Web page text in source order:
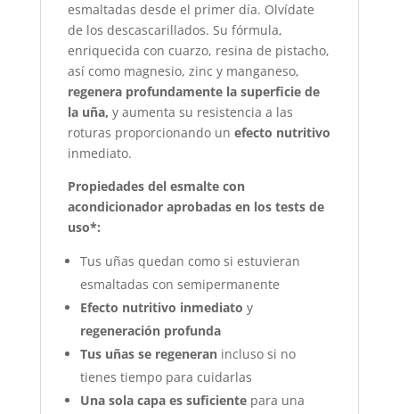
esmaltadas desde el primer día. Olvídate
de los descascarillados. Su fórmula,
enriquecida con cuarzo, resina de pistacho,
así como magnesio, zinc y manganeso,
regenera profundamente la superficie de
la uña, y aumenta su resistencia a las
roturas proporcionando un efecto nutritivo
inmediato.
Propiedades del esmalte con
acondicionador aprobadas en los tests de
uso*:
Tus uñas quedan como si estuvieran
esmaltadas con semipermanente
Efecto nutritivo inmediato y
regeneración profunda
Tus uñas se regeneranincluso si no
tienes tiempo para cuidarlas
Una sola capa es suficientepara una